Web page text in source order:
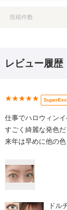
投稿件数
レビュー履歴
★★★★★
仕事でハロウィンイ
すごく綺麗な発色だ
来年は早めに他の
ドル